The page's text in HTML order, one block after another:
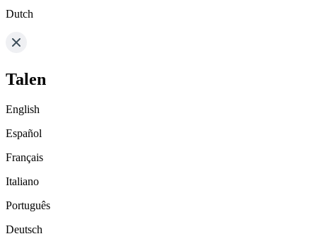
Dutch
Talen
English
Español
Français
Italiano
Português
Deutsch